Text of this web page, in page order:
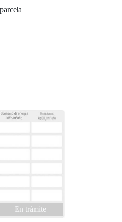
En trámite